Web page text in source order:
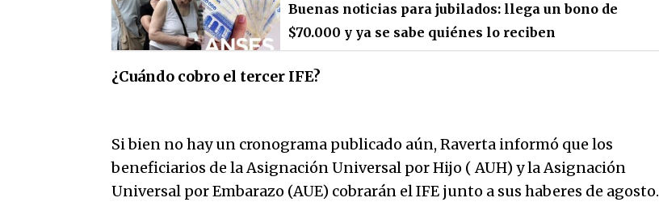
Buenas noticias para jubilados: llega un bono de
$70.000 y ya se sabe quiénes lo reciben
¿Cuándo cobro el tercer IFE?
Si bien no hay un cronograma publicado aún, Raverta informó que los
beneficiarios de la Asignación Universal por Hijo ( AUH) y la Asignación
Universal por Embarazo (AUE) cobrarán el IFE junto a sus haberes de agosto.